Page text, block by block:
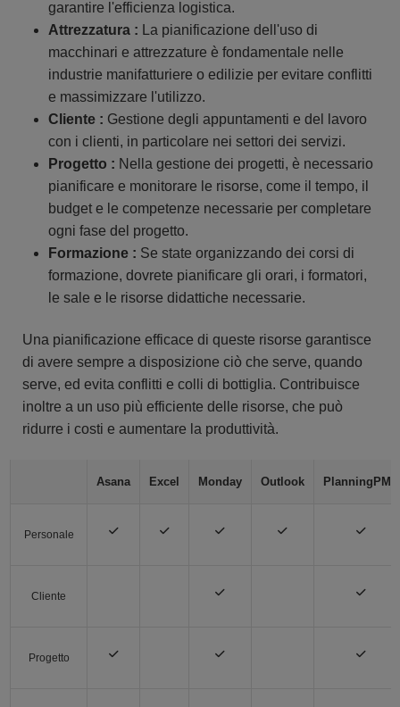
garantire l'efficienza logistica.
Attrezzatura :
La pianificazione dell'uso di
macchinari e attrezzature è fondamentale nelle
industrie manifatturiere o edilizie per evitare conflitti
e massimizzare l'utilizzo.
Cliente : Gestione degli appuntamenti e del lavoro
con i clienti, in particolare nei settori dei servizi.
Progetto : Nella gestione dei progetti, è necessario
pianificare e monitorare le risorse, come il tempo, il
budget e le competenze necessarie per completare
ogni fase del progetto.
Formazione : Se state organizzando dei corsi di
formazione, dovrete pianificare gli orari, i formatori,
le sale e le risorse didattiche necessarie.
Una pianificazione efficace di queste risorse garantisce
di avere sempre a disposizione ciò che serve, quando
serve, ed evita conflitti e colli di bottiglia. Contribuisce
inoltre a un uso più efficiente delle risorse, che può
ridurre i costi e aumentare la produttività.
Asana Excel Monday Outlook PlanningPME
Personale
Cliente
Progetto